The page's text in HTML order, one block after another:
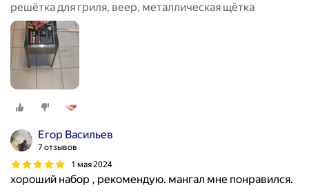
решётка для гриля, веер, металлическая щётка
Егор Васильев
7 отзывов
1 мая 2024
хороший набор , рекомендую. мангал мне понравился.